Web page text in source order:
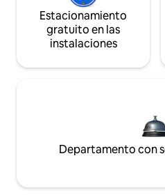
Estacionamiento
gratuito en las
instalaciones
Departamento con